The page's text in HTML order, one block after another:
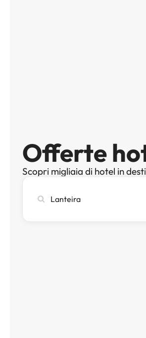
Offerte
Scopri migliaia di hotel in
città,